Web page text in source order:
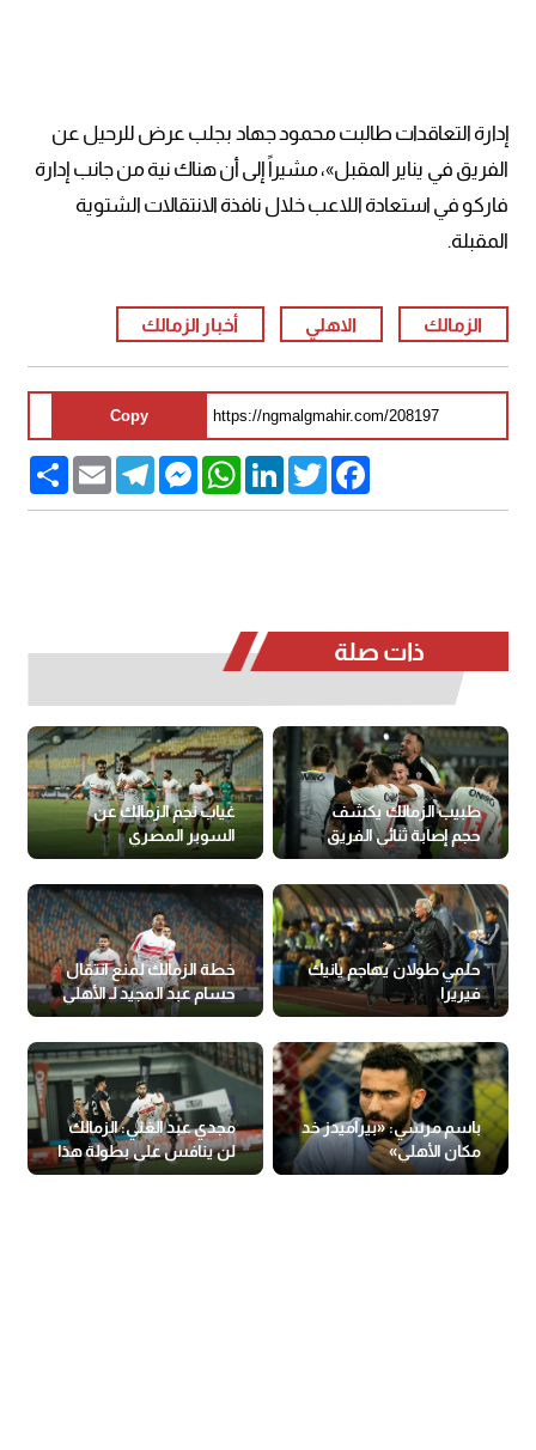
إدارة التعاقدات طالبت محمود جهاد بجلب عرض للرحيل عن
الفريق في يناير المقبل»، مشيراً إلى أن هناك نية من جانب إدارة
فاركو في استعادة اللاعب خلال نافذة الانتقالات الشتوية
المقبلة.
الزمالك الاهلي أخبار الزمالك
Copy
Share Email
TelegramMessengerWhatsAppLinkedInTwitter
Facebook
ذات صلة
طبيب الزمالك يكشف
حجم إصابة ثنائي الفريق
قبل مواجهة الأهلي
غياب نجم الزمالك عن
السوبر المصري
حلمي طولان يهاجم يانيك
فيريرا
خطة الزمالك لمنع انتقال
حسام عبد المجيد لـ الأهلي
باسم مرسي: «بيراميدز خد
مكان الأهلي»
مجدي عبد الغني: الزمالك
لن ينافس على بطولة هذا
الموسم